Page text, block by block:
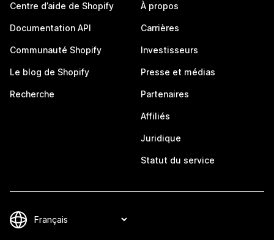
Centre d’aide de Shopify
Documentation API
Communauté Shopify
Le blog de Shopify
Recherche
À propos
Carrières
Investisseurs
Presse et médias
Partenaires
Affiliés
Juridique
Statut du service